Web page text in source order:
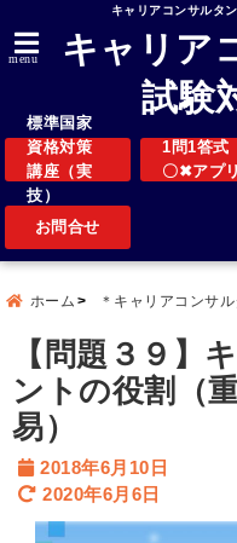
キャリアコンサルタ
menu
キャリア
試験
標準国家
資格対策
講座（実
技）
1問1答式
〇✖アプリ
お問合せ
ホーム ＊キャリアコンサ
【問題３９】
ントの役割（
易）
2018年6月10日
2020年6月6日